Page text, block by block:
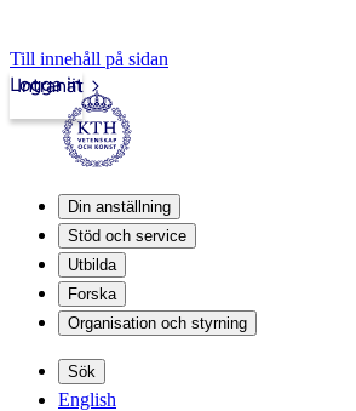
Till innehåll på sidan
Intranät
Logga in
Din anställning
Stöd och service
Utbilda
Forska
Organisation och styrning
Sök
English